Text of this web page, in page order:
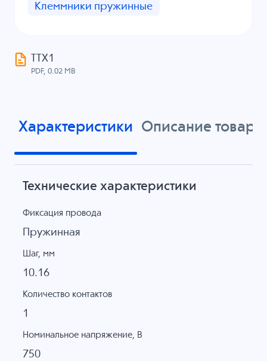
Клеммники пружинные
ТТХ1
PDF, 0.02 MB
Характеристики Описание товара
Технические характеристики
Фиксация провода
Пружинная
Шаг, мм
10.16
Количество контактов
1
Номинальное напряжение, B
750